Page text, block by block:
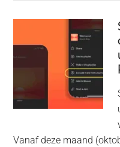
WF-
en
Vanaf deze maand